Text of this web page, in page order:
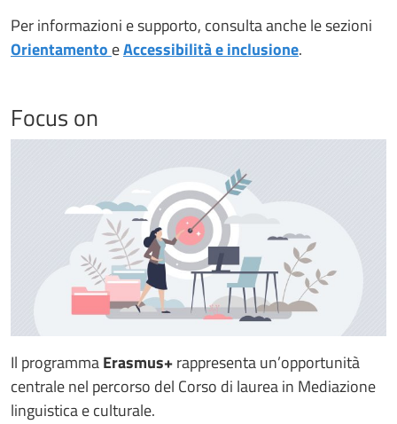
Per informazioni e supporto, consulta anche le sezioni
Orientamento eAccessibilità e inclusione.
Focus on
Il programmaErasmus+rappresenta un’opportunità
centrale nel percorso del Corso di laurea in Mediazione
linguistica e culturale.